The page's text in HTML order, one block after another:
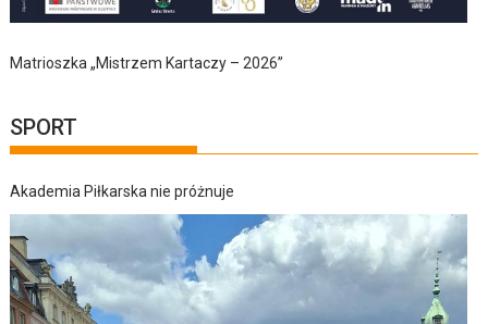
Matrioszka „Mistrzem Kartaczy – 2026”
SPORT
Akademia Piłkarska nie próżnuje